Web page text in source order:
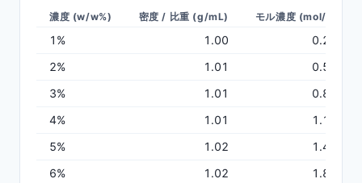
濃度 (w/w%) 密度 / 比重 (g/mL) モル濃度 (mol/L)
1 % 1.00
0.29
2% 1.01
0.59
3% 1.01
0.89
4% 1.01
1.19
5% 1.02
1.49
6% 1.02
1.80